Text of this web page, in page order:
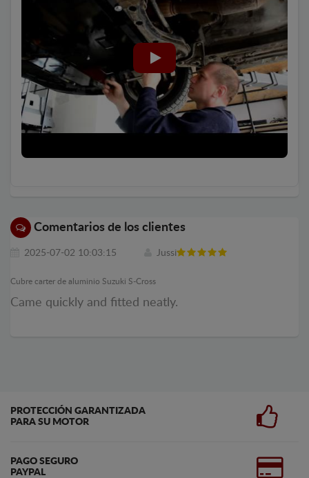
Comentarios de los clientes
2025-07-02 10:03:15 Jussi
Cubre carter de aluminio Suzuki S-Cross
Came quickly and fitted neatly.
PROTECCIÓN GARANTIZADA
PARA SU MOTOR
PAGO SEGURO
PAYPAL